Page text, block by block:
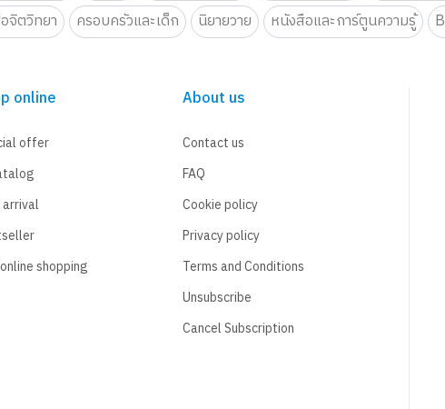
จิตวิทยา ครอบครัวและเด็ก นิยายวาย หนังสือและการ์ตูนความรู้
online
offer
shopping
About us
Contact us
FAQ
Cookie policy
Privacy policy
Terms and Conditions
Unsubscribe
Cancel Subscription